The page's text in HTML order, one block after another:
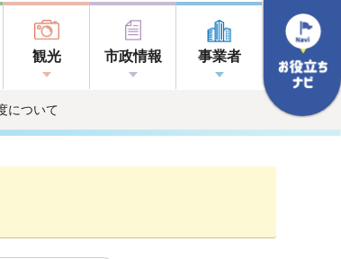
観光 市政情報 事業者
について